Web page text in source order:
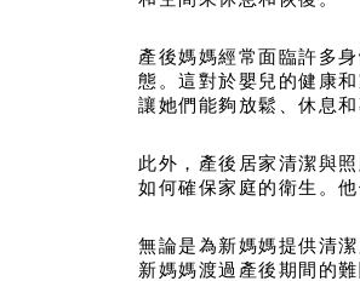
產後媽媽經常面臨許多
態。這對於嬰兒的健康
讓她們能夠放鬆、休息和
此外，產後居家清潔與
如何確保家庭的衛生。
無論是為新媽媽提供清
新媽媽渡過產後期間的